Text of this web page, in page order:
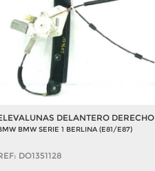
DELANTERO DERECHO
BMW SERIE 1 BERLINA (E81/E87)
DO1351128